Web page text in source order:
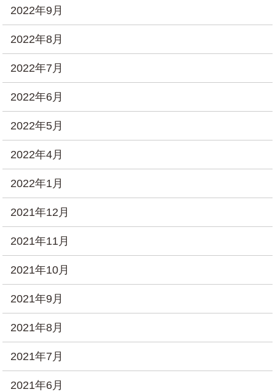
2022年9月
2022年8月
2022年7月
2022年6月
2022年5月
2022年4月
2022年1月
2021年12月
2021年11月
2021年10月
2021年9月
2021年8月
2021年7月
2021年6月